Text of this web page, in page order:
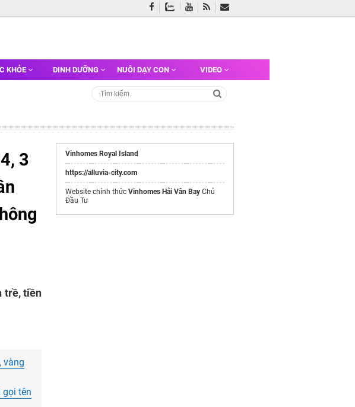
KHỎE DINH DƯỠNG NUÔI DẠY CON VIDEO
3
trề, tiền
vàng
tên
Vinhomes Royal Island
https://alluvia-city.com
Website chính thức Vinhomes Hải Vân Bay Chủ
Đầu Tư